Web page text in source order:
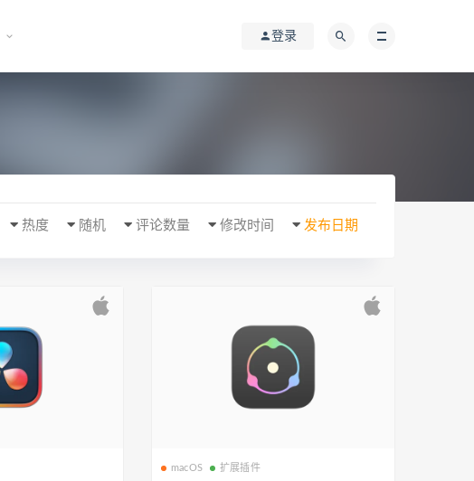
登录
发布日期
修改时间
评论数量
随机
热度
macOS 扩展插件